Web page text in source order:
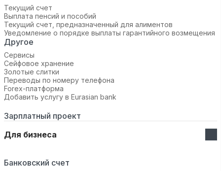
Текущий счет
Выплата пенсий и пособий
Текущий счет, предназначенный для алиментов
Уведомление о порядке выплаты гарантийного возмещения
Другое
Сервисы
Сейфовое хранение
Золотые слитки
Переводы по номеру телефона
Forex-платформа
Добавить услугу в Eurasian bank
Зарплатный проект
Для бизнеса
Банковский счет